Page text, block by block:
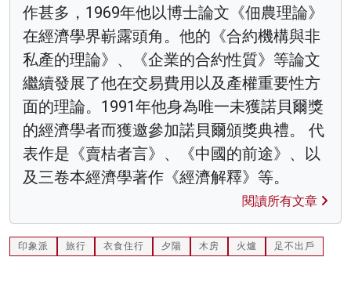
作甚多，1969年他以博士論文《佃農理論》
在經濟學界嶄露頭角。他的《合約機構與非
私產的理論》、《企業的合約性質》等論文
繼續發展了他在交易費用以及產權重要性方
面的理論。1991年他身為唯一未獲諾貝爾獎
的經濟學者而獲邀參加諾貝爾頒獎典禮。 代
表作是《賣桔者言》、《中國的前途》、以
及三卷本經濟學著作《經濟解釋》等。
閱讀所有文章
印象派 旅行 衣食住行 夕陽 木房 火爐 足不出戶